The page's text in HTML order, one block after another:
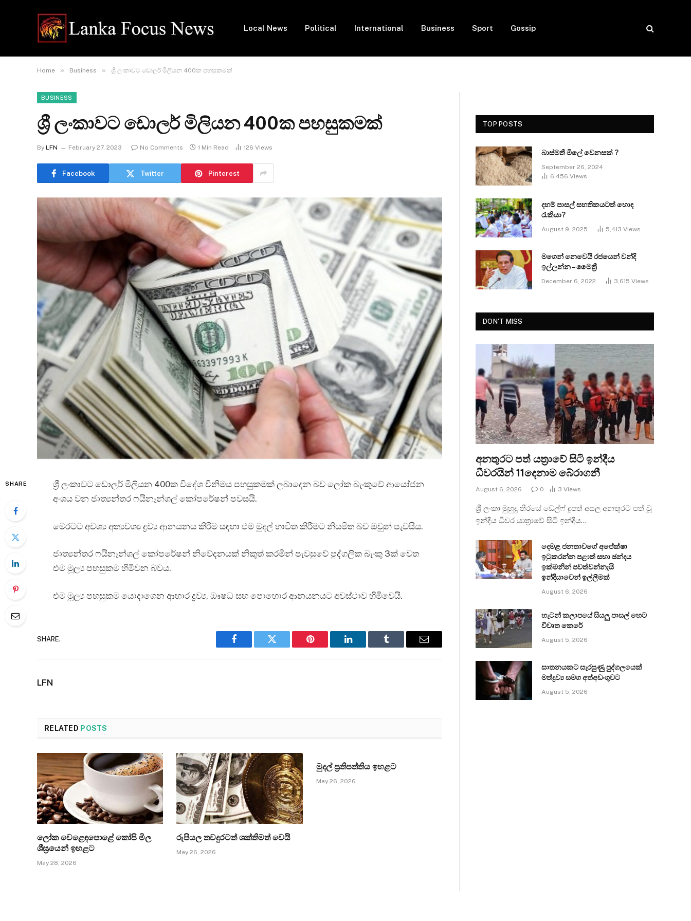
Local News Political International Business Sport Gossip
Home » Business » ශ්‍රී ලංකාවට ඩොලර් මිලියන 400ක පහසුකමක්
BUSINESS
ශ්‍රී ලංකාවට ඩොලර් මිලියන 400ක පහසුකමක්
By LFN February 27, 2023 No Comments 1 Min Read 126 Views
Facebook Twitter Pinterest
SHARE
ශ්‍රී ලංකාවට ඩොලර් මිලියන 400ක විදේශ විනිමය පහසුකමක් ලබාදෙන බව ලෝක බැංකුවේ ආයෝජන
අංශය වන ජාත්‍යන්තර ෆයිනෑන්ශල්‍ කෝපරේෂන් පවසයි.
මෙරටට අවශ්‍ය අත්‍යවශ්‍ය ද්‍රව්‍ය ආනයනය කිරීම සඳහා එම මුදල් භාවිත කිරීමට නියමිත බව ඔවුන් පැවසීය.
ජාත්‍යන්තර ෆයිනෑන්ශල්‍ කෝපරේෂන් නිවේදනයක් නිකුත් කරමින් පැවසුවේ පුද්ගලික බැංකු 3ක් වෙත
එම මූල්‍ය පහසුකම හිමිවන බවය.
එම මූල්‍ය පහසුකම යොදාගෙන ආහාර ද්‍රව්‍ය, ඖෂධ සහ පොහොර ආනයනයට අවස්ථාව හිමිවෙයි.
SHARE.
Facebook Twitter Pinterest LinkedIn Tumblr Email
LFN
RELATED POSTS
ලෝක වෙළෙඳපොළේ කෝපි මිල
ශීඝ්‍රයෙන් ඉහළට
May 28, 2026
රුපියල තවදුරටත් ශක්තිමත් වෙයි
May 26, 2026
මුදල් ප්‍රතිපත්තිය ඉහළට
May 26, 2026
TOP POSTS
බාස්මතී මිලේ වෙනසක් ?
September 26, 2024
6,456 Views
දහම් පාසල් සහතිකයටත් හොඳ
රැකියා?
August 9, 2025 5,413 Views
මගෙන් නෙවෙයි රජයෙන් වන්දි
ඉල්ලන්න – මෛත්‍රී
December 6, 2022 3,615 Views
DON'T MISS
අනතුරට පත් යත්‍රාවේ සිටි ඉන්දීය
ධීවරයින් 11දෙනාම බේරාගනී
August 6, 2026 0 3 Views
ශ්‍රී ලංකා මුහුදු තීරයේ ඩෙල්ෆ් දූපත් අසල අනතුරට පත් වූ
ඉන්දීය ධීවර යාත්‍රාවේ සිටි ඉන්දීය…
දෙමළ ජනතාවගේ අපේක්ෂා
ඉටුකරන්න පළාත් සභා ඡන්දය
ඉක්මනින් පවත්වන්නැයි
ඉන්දියාවෙන් ඉල්ලීමක්
August 6, 2026
හැටන් කලාපයේ සියලු පාසල් හෙට
විවෘත කෙරේ
August 5, 2026
ඝාතනයකට සැරසුණු පුද්ගලයෙක්
මත්ද්‍රව්‍ය සමග අත්අඩංගුවට
August 5, 2026